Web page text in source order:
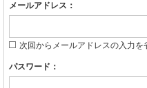
メールアドレス：
次回からメールアドレスの入力を
パスワード：